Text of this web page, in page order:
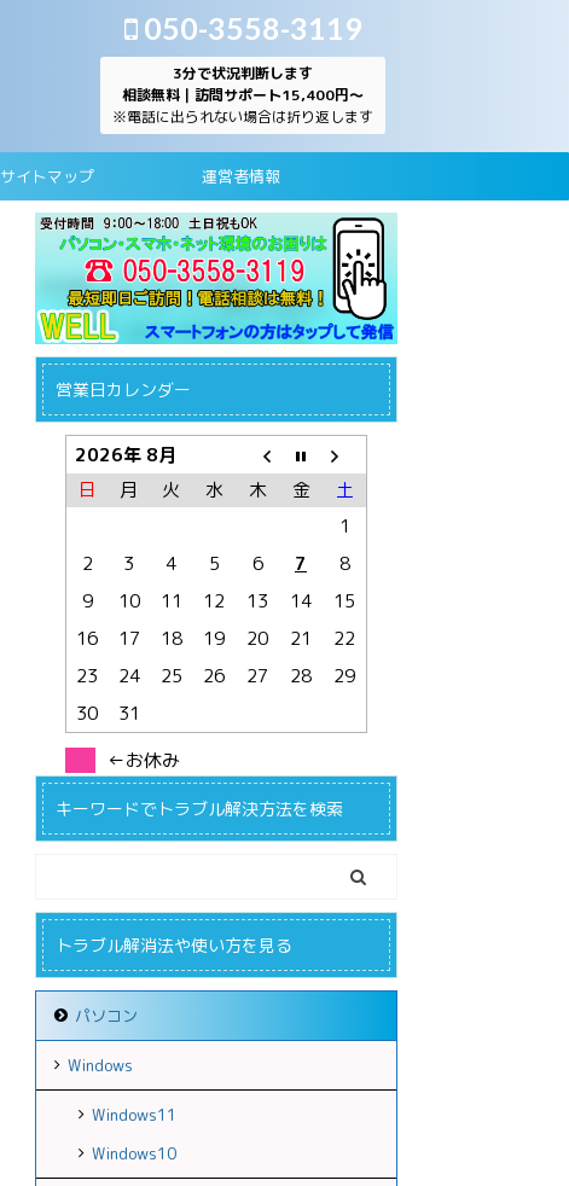
050-3558-3119
3分で状況判断します
相談無料｜訪問サポート15,400円～
※電話に出られない場合は折り返します
サイトマップ 運営者情報
営業日カレンダー
2026年 8月
日
月 火 水 木 金
土
1
2
3 4 5 6 7
8
9
10 11 12 13 14
15
16
17 18 19 20 21
22
23
24 25 26 27 28
29
30
31
←お休み
キーワードでトラブル解決方法を検索
トラブル解消法や使い方を見る
パソコン
Windows
Windows11
Windows10